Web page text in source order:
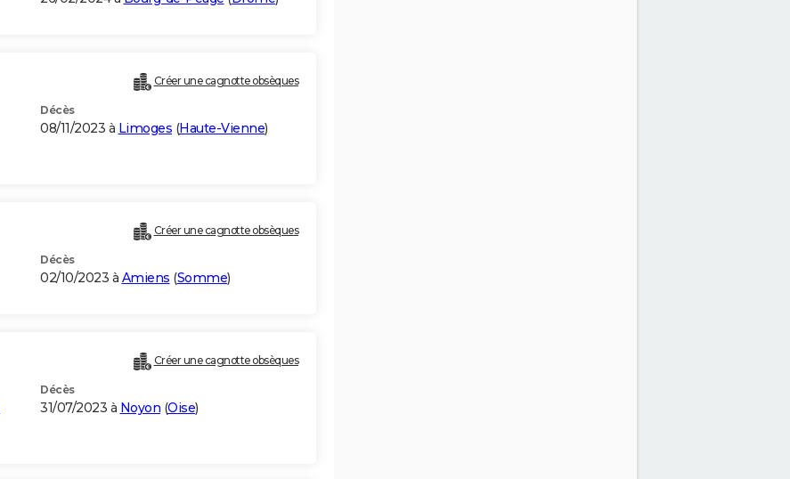
Créer une cagnotte obsèques
Décès
08/11/2023 à Limoges (Haute-Vienne)
Créer une cagnotte obsèques
Décès
02/10/2023 à Amiens (Somme)
Créer une cagnotte obsèques
Décès
31/07/2023 à Noyon (Oise)